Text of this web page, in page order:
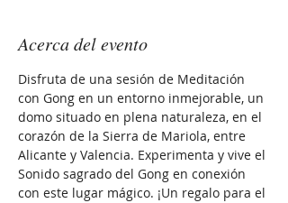
Acerca del evento
Disfruta de una sesión de Meditación
con Gong en un entorno inmejorable, un
domo situado en plena naturaleza, en el
corazón de la Sierra de Mariola, entre
Alicante y Valencia. Experimenta y vive el
Sonido sagrado del Gong en conexión
con este lugar mágico. ¡Un regalo para el